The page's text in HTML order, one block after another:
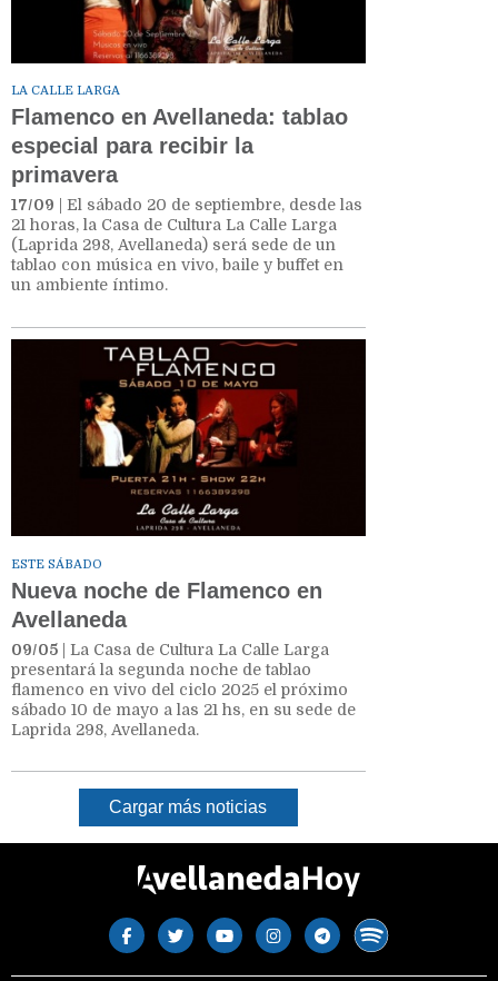
LA CALLE LARGA
Flamenco en Avellaneda: tablao
especial para recibir la
primavera
17/09 | El sábado 20 de septiembre, desde las
21 horas, la Casa de Cultura La Calle Larga
(Laprida 298, Avellaneda) será sede de un
tablao con música en vivo, baile y buffet en
un ambiente íntimo.
ESTE SÁBADO
Nueva noche de Flamenco en
Avellaneda
09/05 | La Casa de Cultura La Calle Larga
presentará la segunda noche de tablao
flamenco en vivo del ciclo 2025 el próximo
sábado 10 de mayo a las 21 hs, en su sede de
Laprida 298, Avellaneda.
Cargar más noticias